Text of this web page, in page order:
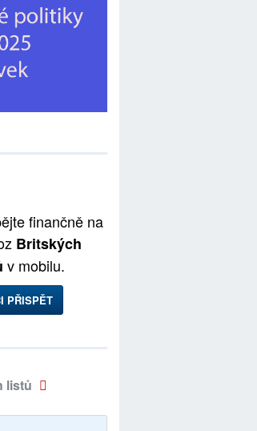
finančně na
Britských
v mobilu.
PŘISPĚT
listů